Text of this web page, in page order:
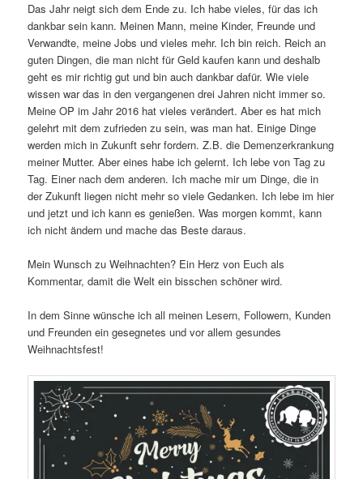
Das Jahr neigt sich dem Ende zu. Ich habe vieles, für das ich
dankbar sein kann. Meinen Mann, meine Kinder, Freunde und
Verwandte, meine Jobs und vieles mehr. Ich bin reich. Reich an
guten Dingen, die man nicht für Geld kaufen kann und deshalb
geht es mir richtig gut und bin auch dankbar dafür. Wie viele
wissen war das in den vergangenen drei Jahren nicht immer so.
Meine OP im Jahr 2016 hat vieles verändert. Aber es hat mich
gelehrt mit dem zufrieden zu sein, was man hat. Einige Dinge
werden mich in Zukunft sehr fordern. Z.B. die Demenzerkrankung
meiner Mutter. Aber eines habe ich gelernt. Ich lebe von Tag zu
Tag. Einer nach dem anderen. Ich mache mir um Dinge, die in
der Zukunft liegen nicht mehr so viele Gedanken. Ich lebe im hier
und jetzt und ich kann es genießen. Was morgen kommt, kann
ich nicht ändern und mache das Beste daraus.
Mein Wunsch zu Weihnachten? Ein Herz von Euch als
Kommentar, damit die Welt ein bisschen schöner wird.
In dem Sinne wünsche ich all meinen Lesern, Followern, Kunden
und Freunden ein gesegnetes und vor allem gesundes
Weihnachtsfest!